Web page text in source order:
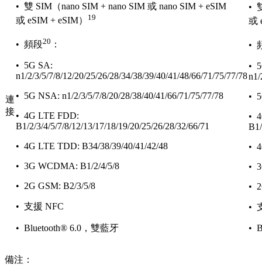
連
接
• 雙 SIM（nano SIM + nano SIM 或 nano SIM + eSIM
或 eSIM + eSIM）
19
• 頻段20 ：
• 5G SA:
n1/2/3/5/7/8/12/20/25/26/28/34/38/39/40/41/48/66/71/75/77/78
• 5G NSA: n1/2/3/5/7/8/20/28/38/40/41/66/71/75/77/78
• 4G LTE FDD:
B1/2/3/4/5/7/8/12/13/17/18/19/20/25/26/28/32/66/71
• 4G LTE TDD: B34/38/39/40/41/42/48
• 3G WCDMA: B1/2/4/5/8
• 2G GSM: B2/3/5/8
• 支援 NFC
• Bluetooth® 6.0，雙藍牙
•
或
•
•
n1/
•
•
•
•
•
•
•
備注：